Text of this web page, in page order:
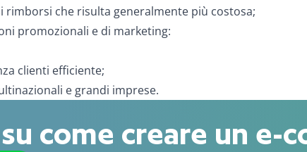
rimborsi che risulta generalmente più costosa;
promozionali e di marketing:
clienti efficiente;
e grandi imprese.
come creare un e-